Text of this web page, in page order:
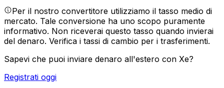
Per il nostro convertitore utilizziamo il tasso medio di
mercato. Tale conversione ha uno scopo puramente
informativo. Non riceverai questo tasso quando invierai
del denaro. Verifica i tassi di cambio per i trasferimenti.
Sapevi che puoi inviare denaro all'estero con Xe?
Registrati oggi